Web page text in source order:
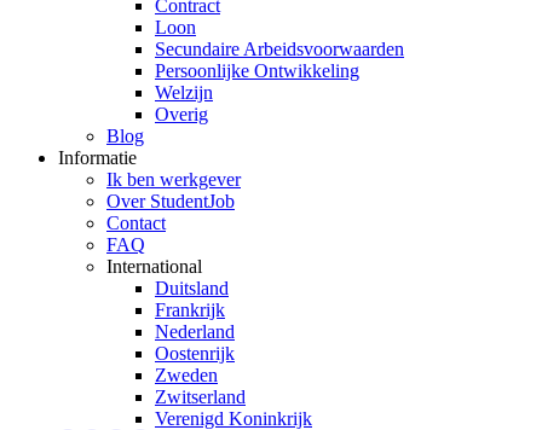
Contract
Loon
Secundaire Arbeidsvoorwaarden
Persoonlijke Ontwikkeling
Welzijn
Overig
Blog
Informatie
Ik ben werkgever
Over StudentJob
Contact
FAQ
International
Duitsland
Frankrijk
Nederland
Oostenrijk
Zweden
Zwitserland
Verenigd Koninkrijk